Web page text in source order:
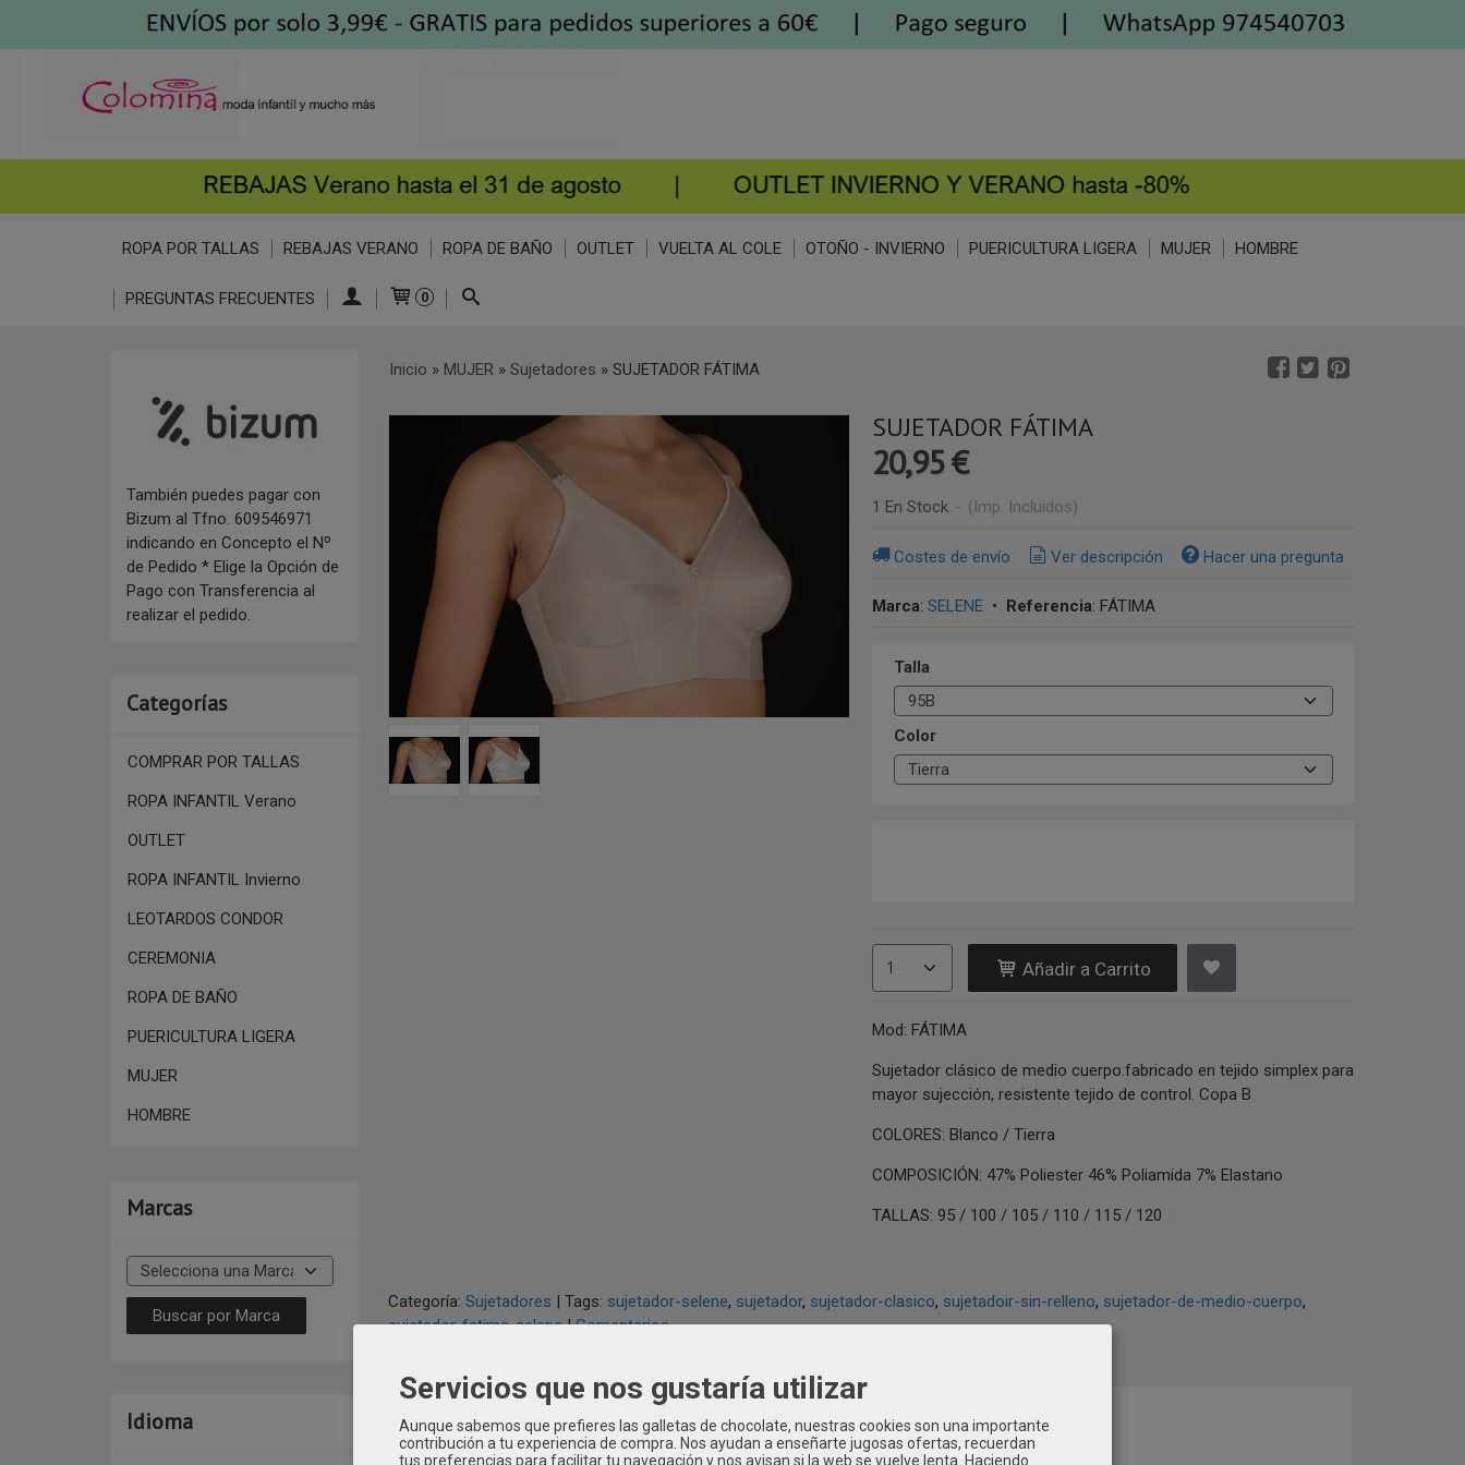
ROPA POR TALLAS REBAJAS VERANO ROPA DE BAÑO OUTLET VUELTA AL COLE OTOÑO - INVIERNO PUERICULTURA LIGERA MUJER HOMBRE
PREGUNTAS FRECUENTES 0
También puedes pagar con
Bizum al Tfno. 609546971
indicando en Concepto el Nº
de Pedido * Elige la Opción de
Pago con Transferencia al
realizar el pedido.
Categorías
COMPRAR POR TALLAS
ROPA INFANTIL Verano
OUTLET
ROPA INFANTIL Invierno
LEOTARDOS CONDOR
CEREMONIA
ROPA DE BAÑO
PUERICULTURA LIGERA
MUJER
HOMBRE
Marcas
Idioma
Inicio » MUJER » Sujetadores » SUJETADOR FÁTIMA
SUJETADOR FÁTIMA
20,95 €
1 En Stock - (Imp. Incluidos)
Costes de envío Ver descripción Hacer una pregunta
Marca: SELENE• Referencia: FÁTIMA
Talla
Color
Añadir a Carrito
Mod: FÁTIMA
Sujetador clásico de medio cuerpo.fabricado en tejido simplex para
mayor sujección, resistente tejido de control. Copa B
COLORES: Blanco / Tierra
COMPOSICIÓN: 47% Poliester 46% Poliamida 7% Elastano
TALLAS: 95 / 100 / 105 / 110 / 115 / 120
Categoría: Sujetadores | Tags: sujetador-selene sujetador sujetador-clasico sujetadoir-sin-relleno sujetador-de-medio-cuerpo
sujetador-fatima-selene |Comentarios
CARACTERÍSTICAS
Servicios que nos gustaría utilizar
Aunque sabemos que prefieres las galletas de chocolate, nuestras cookies son una importante
contribución a tu experiencia de compra. Nos ayudan a enseñarte jugosas ofertas, recuerdan
tus preferencias para facilitar tu navegación y nos avisan si la web se vuelve lenta. Haciendo